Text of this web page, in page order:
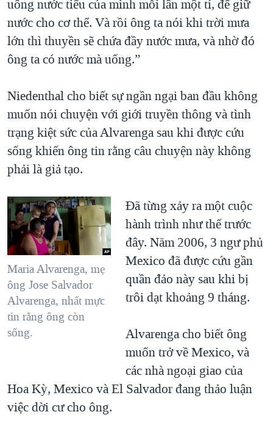
uống nước tiểu của mình mỗi lần một tí, để giữ
nước cho cơ thể. Và rồi ông ta nói khi trời mưa
lớn thì thuyền sẽ chứa đầy nước mưa, và nhờ đó
ông ta có nước mà uống.”
Niedenthal cho biết sự ngần ngại ban đầu không
muốn nói chuyện với giới truyền thông và tình
trạng kiệt sức của Alvarenga sau khi được cứu
sống khiến ông tin rằng câu chuyện này không
phải là giả tạo.
Maria Alvarenga, mẹ
ông Jose Salvador
Alvarenga, nhất mực
tin rằng ông còn
sống.
Ðã từng xảy ra một cuộc
hành trình như thế trước
đây. Năm 2006, 3 ngư phủ
Mexico đã được cứu gần
quần đảo này sau khi bị
trôi dạt khoảng 9 tháng.
Alvarenga cho biết ông
muốn trở về Mexico, và
các nhà ngoại giao của
Hoa Kỳ, Mexico và El Salvador đang thảo luận
việc dời cư cho ông.